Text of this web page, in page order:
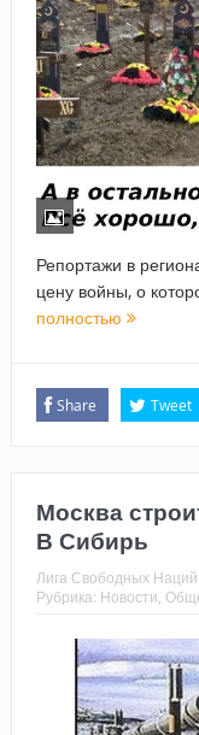
Репортажи в
цену войны, о
полностью
Share Tweet
Москва
В Сибирь
Лига Свободных Наций
Рубрика: Новости,